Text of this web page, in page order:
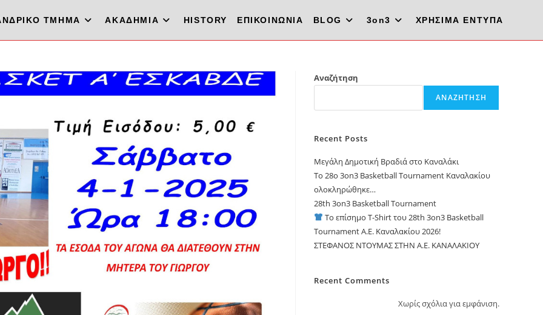
ΤΜΗΜΑ ΑΚΑΔΗΜΙΑ HISTORY ΕΠΙΚΟΙΝΩΝΙΑ BLOG 3on3 ΧΡΗΣΙΜΑ ΕΝΤΥΠΑ
Αναζήτηση
ΑΝΑΖΉΤΗΣΗ
Recent Posts
Μεγάλη Δημοτική Βραδιά στο Καναλάκι
Το 28ο 3on3 Basketball Tournament Καναλακίου
ολοκληρώθηκε…
28th 3on3 Basketball Tournament
Το επίσημο T-Shirt του 28th 3on3 Basketball
Tournament A.E. Καναλακίου 2026!
ΣΤΕΦΑΝΟΣ ΝΤΟΥΜΑΣ ΣΤΗΝ Α.Ε. ΚΑΝΑΛΑΚΙΟΥ
Recent Comments
Χωρίς σχόλια για εμφάνιση.